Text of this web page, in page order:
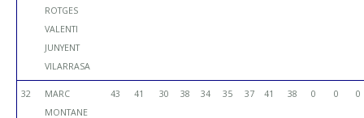
ROTGES
VALENTI
JUNYENT
VILARRASA
32
MARC
MONTANE
43 41 30 38 34 35 37 41 38 0 0 0